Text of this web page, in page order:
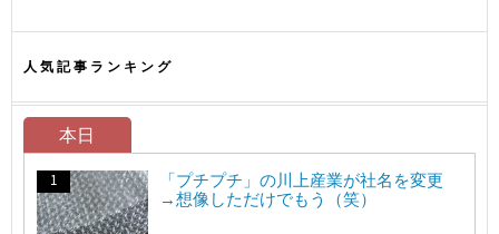
人気記事ランキング
本日
「プチプチ」の川上産業が社名を変更
→想像しただけでもう（笑）